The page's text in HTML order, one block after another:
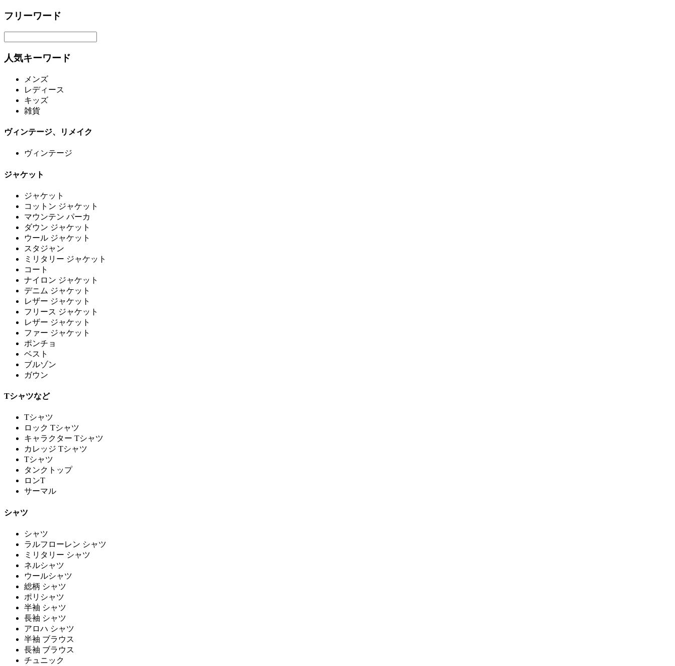
フリーワード
人気キーワード
メンズ
レディース
キッズ
雑貨
ヴィンテージ、リメイク
ヴィンテージ
ジャケット
ジャケット
コットン ジャケット
マウンテン パーカ
ダウン ジャケット
ウール ジャケット
スタジャン
ミリタリー ジャケット
コート
ナイロン ジャケット
デニム ジャケット
レザー ジャケット
フリース ジャケット
レザー ジャケット
ファー ジャケット
ポンチョ
ベスト
ブルゾン
ガウン
Tシャツなど
Tシャツ
ロック Tシャツ
キャラクター Tシャツ
カレッジ Tシャツ
Tシャツ
タンクトップ
ロンT
サーマル
シャツ
シャツ
ラルフローレン シャツ
ミリタリー シャツ
ネルシャツ
ウールシャツ
総柄 シャツ
ポリシャツ
半袖 シャツ
長袖 シャツ
アロハ シャツ
半袖 ブラウス
長袖 ブラウス
チュニック